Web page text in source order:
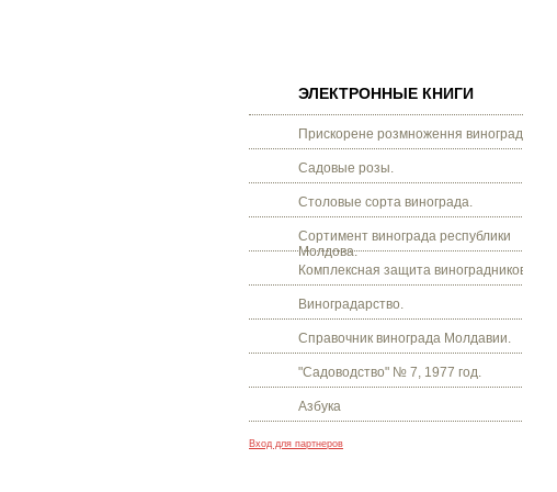
ЭЛЕКТРОННЫЕ КНИГИ
Прискорене розмноження винограду.
Садовые розы.
Столовые сорта винограда.
Сортимент винограда республики
Молдова.
Комплексная защита виноградников.
Виноградарство.
Справочник винограда Молдавии.
"Садоводство" № 7, 1977 год.
Азбука
Вход для партнеров